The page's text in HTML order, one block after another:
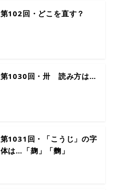
第102回・どこを直す？
第1030回・卅 読み方は…
第1031回・「こうじ」の字
体は…「麹」「麴」